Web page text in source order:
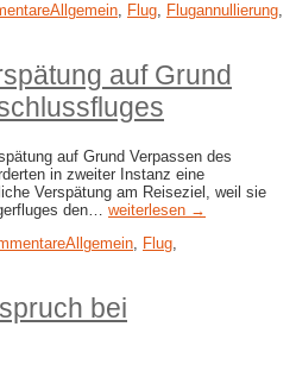
Allgemein, Flug, Flugannullierung,
auf Grund
auf Grund Verpassen des
in zweiter Instanz eine
Verspätung am Reiseziel, weil sie
den… weiterlesen →
Allgemein Flug
bei